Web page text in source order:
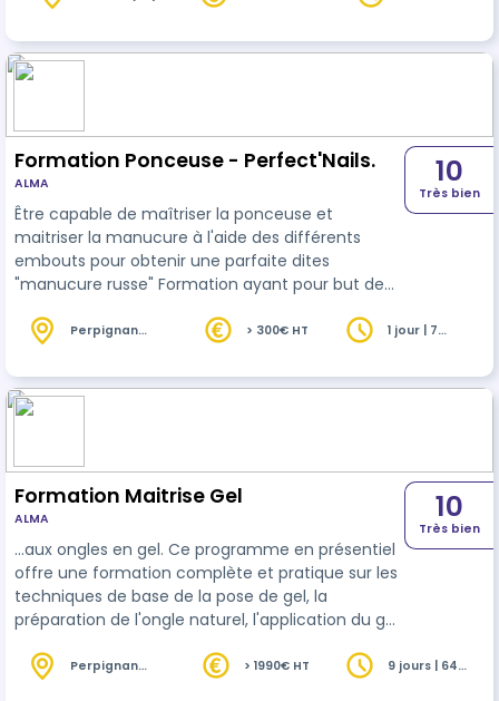
Formation Ponceuse - Perfect'Nails.
ALMA
Être capable de maîtriser la ponceuse et
maitriser la manucure à l'aide des différents
embouts pour obtenir une parfaite dites
"manucure russe" Formation ayant pour but de
formation de base pour pallier les différentes
prestations.
10
Très bien
Perpignan
> 300€ HT
1 jour | 7
Formation Maitrise Gel
ALMA
…aux ongles en gel. Ce programme en présentiel
offre une formation complète et pratique sur les
techniques de base de la pose de gel, la
préparation de l'ongle naturel, l'application du gel,
techniquesesthétique s liées aux phanères. bloc
10
Très bien
Perpignan
> 1990€ HT
9 jours | 64